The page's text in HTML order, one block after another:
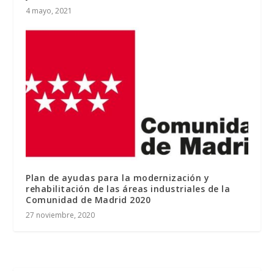
4 mayo, 2021
Plan de ayudas para la modernización y
rehabilitación de las áreas industriales de la
Comunidad de Madrid 2020
27 noviembre, 2020